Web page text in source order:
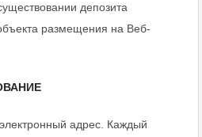
депозита
размещения на Веб-
адрес. Каждый